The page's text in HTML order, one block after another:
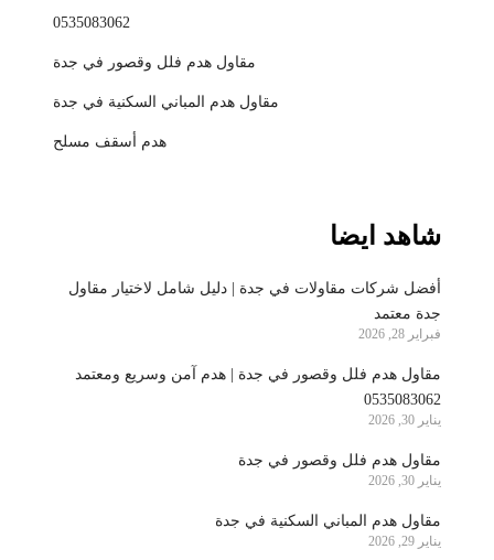
0535083062
مقاول هدم فلل وقصور في جدة
مقاول هدم المباني السكنية في جدة
هدم أسقف مسلح
شاهد ايضا
أفضل شركات مقاولات في جدة | دليل شامل لاختيار مقاول
جدة معتمد
فبراير 28, 2026
مقاول هدم فلل وقصور في جدة | هدم آمن وسريع ومعتمد
0535083062
يناير 30, 2026
مقاول هدم فلل وقصور في جدة
يناير 30, 2026
مقاول هدم المباني السكنية في جدة
يناير 29, 2026